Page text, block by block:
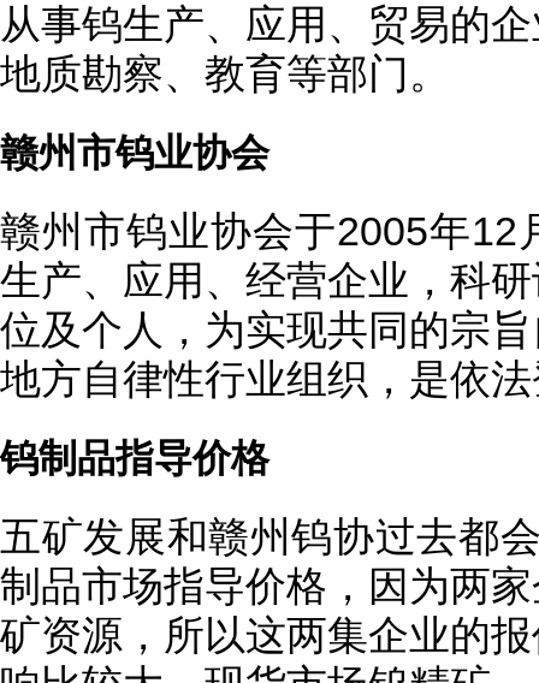
从事钨生产、应用、贸易的
地质勘察、教育等部门。
赣州市钨业协会
赣州市钨业协会于2005年12
生产、应用、经营企业，科
位及个人，为实现共同的宗
地方自律性行业组织，是依
钨制品指导价格
五矿发展和赣州钨协过去都
制品市场指导价格，因为两
矿资源，所以这两集企业的